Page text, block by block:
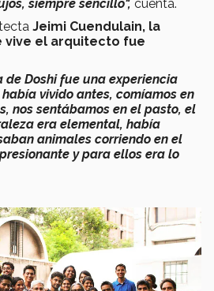
siempre sencillo", cuenta.
Jeimi Cuendulain, la
vive el arquitecto fue
de Doshi fue una experiencia
vivido antes, comíamos en
nos sentábamos en el pasto, el
era elemental, había
animales corriendo en el
y para ellos era lo